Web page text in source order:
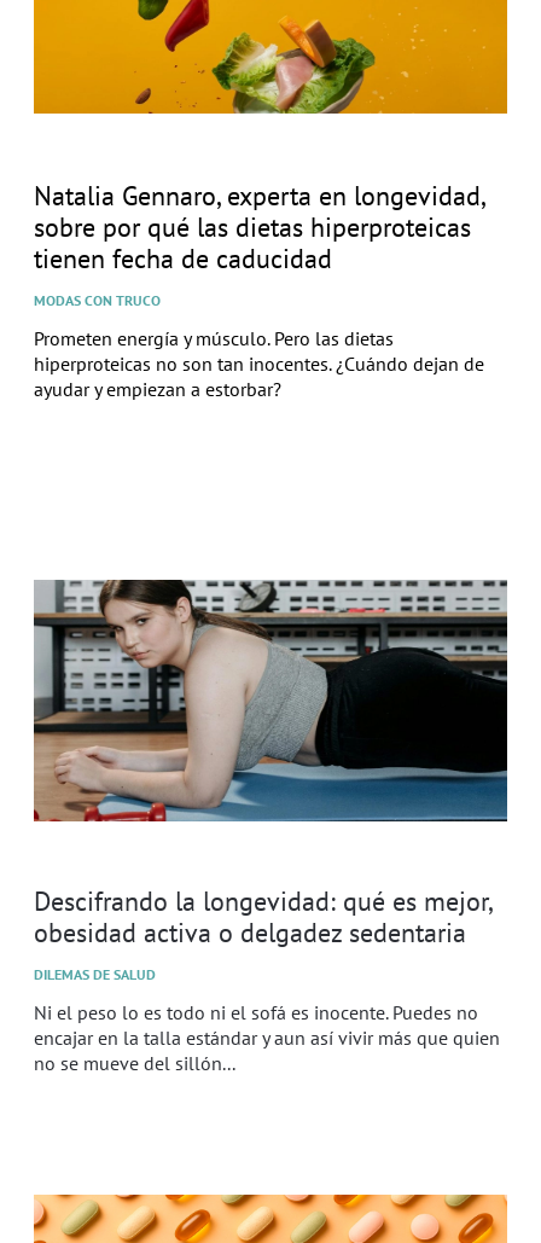
Natalia Gennaro, experta en longevidad,
sobre por qué las dietas hiperproteicas
tienen fecha de caducidad
MODAS CON TRUCO
Prometen energía y músculo. Pero las dietas
hiperproteicas no son tan inocentes. ¿Cuándo dejan de
ayudar y empiezan a estorbar?
Descifrando la longevidad: qué es mejor,
obesidad activa o delgadez sedentaria
DILEMAS DE SALUD
Ni el peso lo es todo ni el sofá es inocente. Puedes no
encajar en la talla estándar y aun así vivir más que quien
no se mueve del sillón...